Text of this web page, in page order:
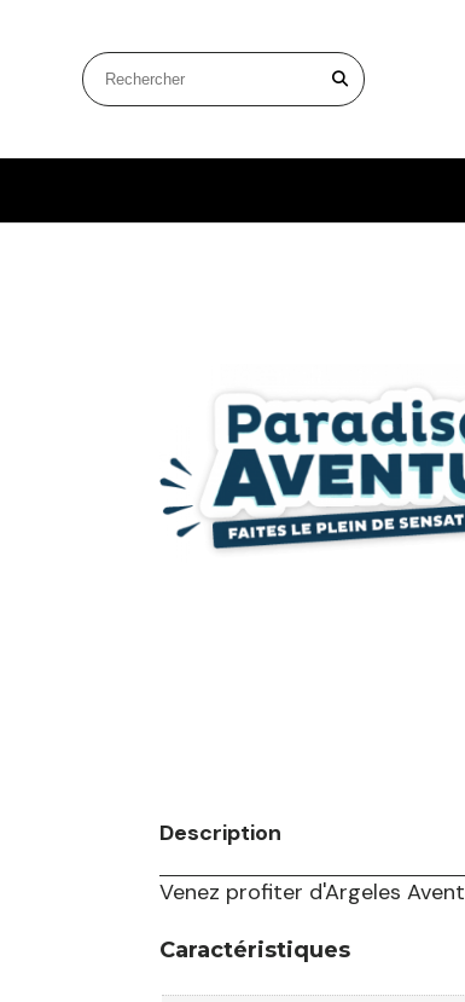
Rechercher sur le site
Description
Venez profiter d'Argeles
Caractéristiques